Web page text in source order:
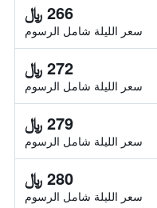
266 ﷼
سعر الليلة شامل الرسوم
272 ﷼
سعر الليلة شامل الرسوم
279 ﷼
سعر الليلة شامل الرسوم
280 ﷼
سعر الليلة شامل الرسوم